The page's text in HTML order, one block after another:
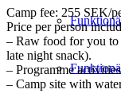
Camp fee: 255 SEK/
Price per person
– Raw food for you to
late night snack).
– Programme activities
– Camp site with